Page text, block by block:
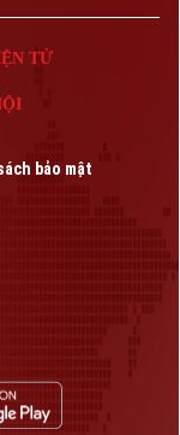
hình Hà Nội Giấy
TỬ
bảo mật